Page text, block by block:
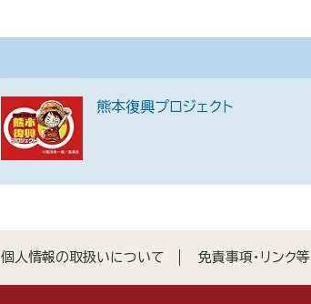
熊本復興プロジェクト
個人情報の取扱いについて 免責事項・リンク等